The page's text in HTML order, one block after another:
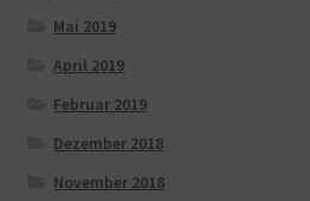
Mai 2019
April 2019
Februar 2019
Dezember 2018
November 2018